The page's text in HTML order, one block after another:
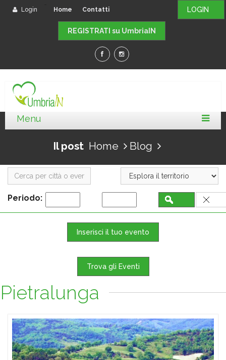
LOGIN
Login Home Contatti
REGISTRATI su UmbriaIN
Il post Home Blog
Periodo:
Inserisci il tuo evento
Trova gli Eventi
Pietralunga